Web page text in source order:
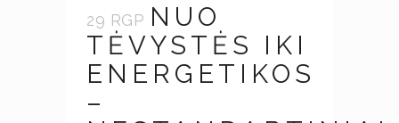
29 RGP NUO
TĖVYSTĖS IKI
ENERGETIKOS
–